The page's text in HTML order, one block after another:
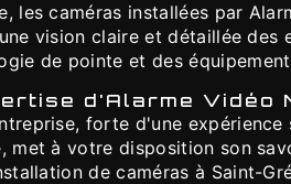
les caméras installées par
vision claire et détaillée des
de pointe et des
d'Alarme Vidéo
forte d'une expérience
met à votre disposition son
de caméras à Saint-